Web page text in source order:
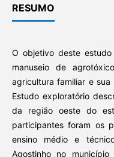
RESUMO
O objetivo deste
manuseio de
agricultura familiar e
Estudo exploratório
da região oeste do
participantes foram os
ensino médio e
Agostinho no